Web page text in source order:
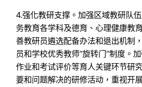
4.强化教研支撑。加强区域教研队
务教育各学科及德育、心理健康教
善教研员遴选配备办法和退出机制
员和学校优秀教师“旋转门”制度。
作业和考试评价等育人关键环节研
要和问题解决的研修活动，重视开